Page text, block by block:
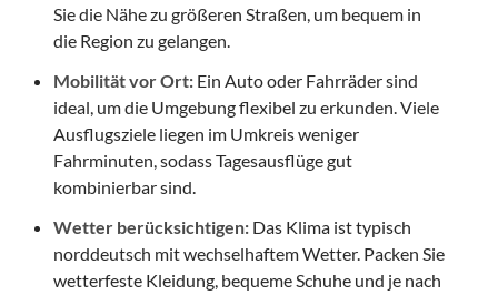
Sie die Nähe zu größeren Straßen, um bequem in
die Region zu gelangen.
Mobilität vor Ort: Ein Auto oder Fahrräder sind
ideal, um die Umgebung flexibel zu erkunden. Viele
Ausflugsziele liegen im Umkreis weniger
Fahrminuten, sodass Tagesausflüge gut
kombinierbar sind.
Wetter berücksichtigen: Das Klima ist typisch
norddeutsch mit wechselhaftem Wetter. Packen Sie
wetterfeste Kleidung, bequeme Schuhe und je nach